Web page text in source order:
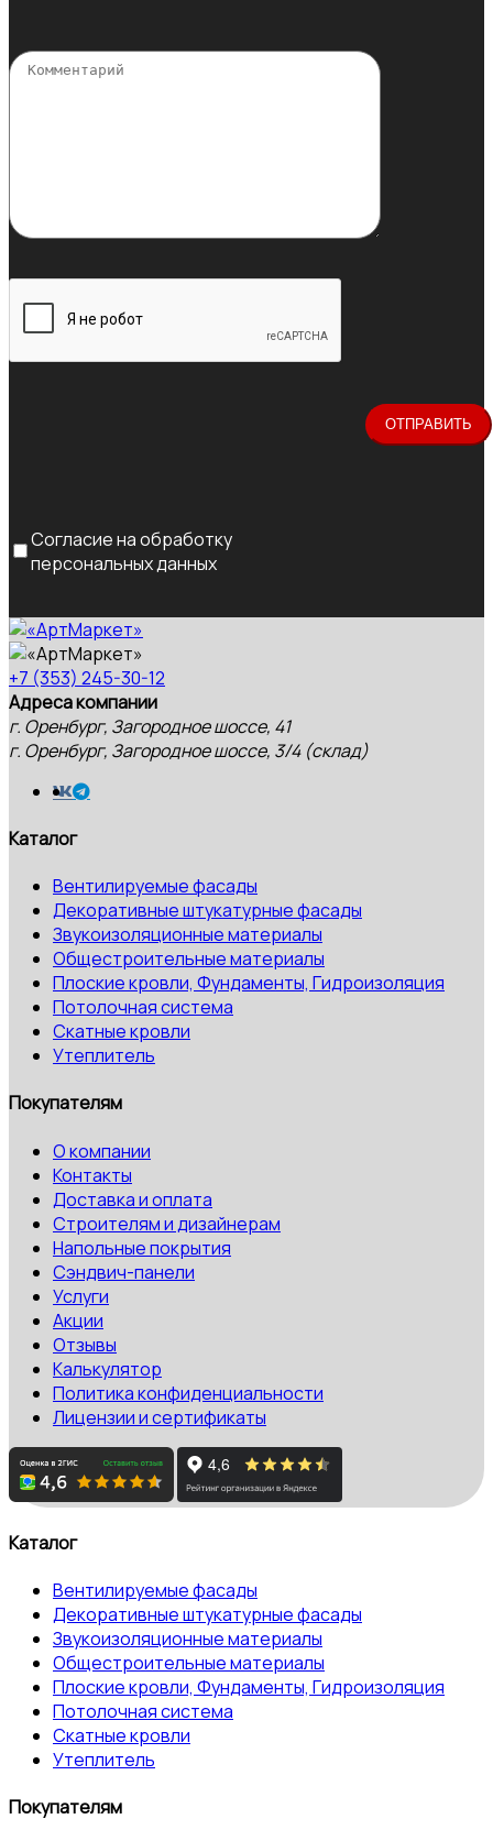
Согласие на обработку
персональных данных
+7 (353) 245-30-12
Адреса компании
г. Оренбург, Загородное шоссе, 41
г. Оренбург, Загородное шоссе, 3/4 (склад)
Каталог
Вентилируемые фасады
Декоративные штукатурные фасады
Звукоизоляционные материалы
Общестроительные материалы
Плоские кровли, Фундаменты, Гидроизоляция
Потолочная система
Скатные кровли
Утеплитель
Покупателям
О компании
Контакты
Доставка и оплата
Строителям и дизайнерам
Напольные покрытия
Сэндвич-панели
Услуги
Акции
Отзывы
Калькулятор
Политика конфиденциальности
Лицензии и сертификаты
Каталог
Вентилируемые фасады
Декоративные штукатурные фасады
Звукоизоляционные материалы
Общестроительные материалы
Плоские кровли, Фундаменты, Гидроизоляция
Потолочная система
Скатные кровли
Утеплитель
Покупателям